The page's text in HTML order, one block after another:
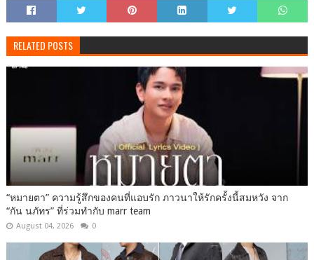
RELATED POSTS
“หมายตา” ความรู้สึกของคนที่แอบรัก ภาวนาให้รักครั้งนี้สมหวัง จาก
“กัน นภัทร” ที่ร่วมทำกับ marr team
August 04, 2026 0